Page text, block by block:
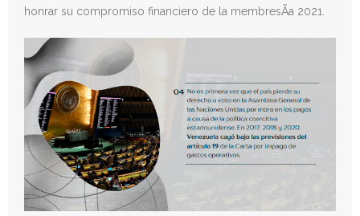
honrar su compromiso financiero de la membresÃ­a 2021.